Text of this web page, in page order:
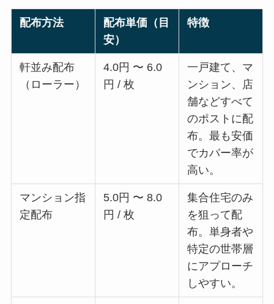
配布方法
配布単価（目
安）
特徴
軒並み配布
（ローラー）
4.0円 〜 6.0
円 / 枚
一戸建て、マ
ンション、店
舗などすべて
のポストに配
布。最も安価
でカバー率が
高い。
マンション指
定配布
5.0円 〜 8.0
円 / 枚
集合住宅のみ
を狙って配
布。単身者や
特定の世帯層
にアプローチ
しやすい。